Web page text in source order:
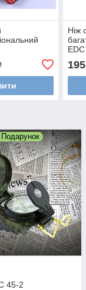
Ніж
195
Подарунок
45-2